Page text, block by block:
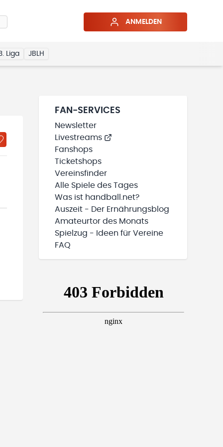
ANMELDEN
Liga JBLH
FAN-SERVICES
Newsletter
Livestreams
Fanshops
Ticketshops
Vereinsfinder
Alle Spiele des Tages
Was ist handball.net?
Auszeit - Der Ernährungsblog
Amateurtor des Monats
Spielzug - Ideen für Vereine
FAQ